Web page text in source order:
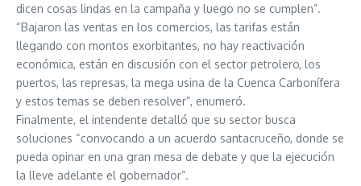
dicen cosas lindas en la campaña y luego no se cumplen”.
“Bajaron las ventas en los comercios, las tarifas están
llegando con montos exorbitantes, no hay reactivación
económica, están en discusión con el sector petrolero, los
puertos, las represas, la mega usina de la Cuenca Carbonífera
y estos temas se deben resolver”, enumeró.
Finalmente, el intendente detalló que su sector busca
soluciones “convocando a un acuerdo santacruceño, donde se
pueda opinar en una gran mesa de debate y que la ejecución
la lleve adelante el gobernador”.